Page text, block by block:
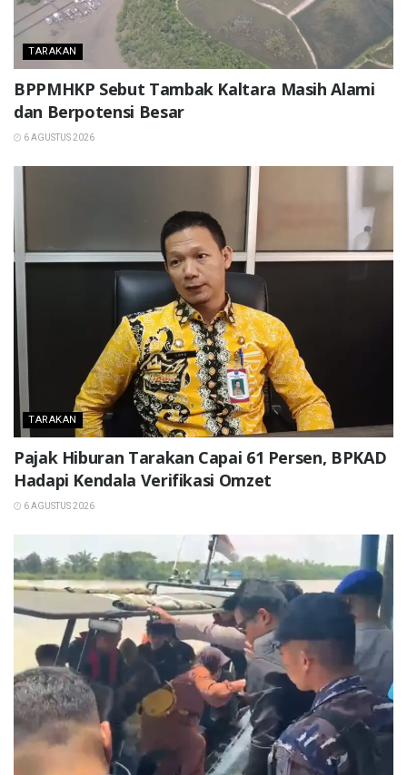
TARAKAN
BPPMHKP Sebut Tambak Kaltara Masih Alami
dan Berpotensi Besar
6 AGUSTUS 2026
TARAKAN
Pajak Hiburan Tarakan Capai 61 Persen, BPKAD
Hadapi Kendala Verifikasi Omzet
6 AGUSTUS 2026